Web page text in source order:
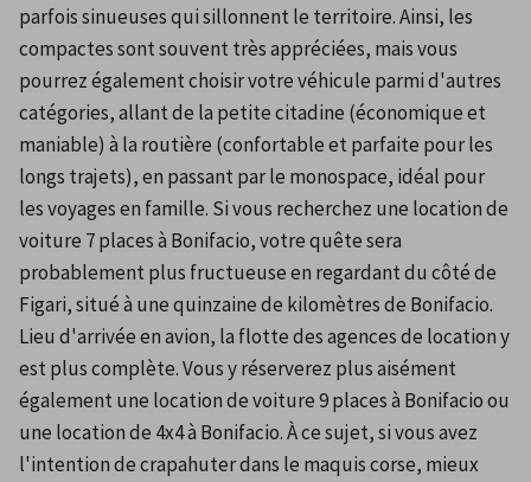
parfois sinueuses qui sillonnent le territoire. Ainsi, les
compactes sont souvent très appréciées, mais vous
pourrez également choisir votre véhicule parmi d'autres
catégories, allant de la petite citadine (économique et
maniable) à la routière (confortable et parfaite pour les
longs trajets), en passant par le monospace, idéal pour
les voyages en famille. Si vous recherchez une location de
voiture 7 places à Bonifacio, votre quête sera
probablement plus fructueuse en regardant du côté de
Figari, situé à une quinzaine de kilomètres de Bonifacio.
Lieu d'arrivée en avion, la flotte des agences de location y
est plus complète. Vous y réserverez plus aisément
également une location de voiture 9 places à Bonifacio ou
une location de 4x4 à Bonifacio. À ce sujet, si vous avez
l'intention de crapahuter dans le maquis corse, mieux